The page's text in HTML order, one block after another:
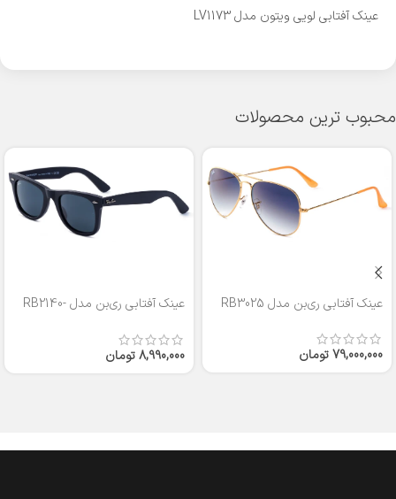
عینک آفتابی لویی ويتون مدل LV1173
محبوب ترین محصولات
عینک آفتابی ری‌بن مدل RB3025
79,000,000تومان
عینک آفتابی ری‌بن مدل RB2140-
8,990,000تومان